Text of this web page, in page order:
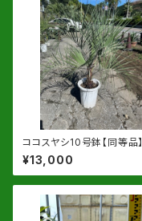
ココスヤシ10号鉢【同等品】
¥13,000